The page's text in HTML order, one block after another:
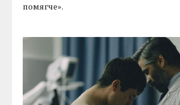
помягче».